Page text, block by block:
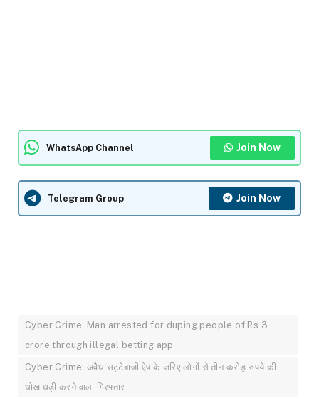
WhatsApp Channel Join Now
Telegram Group Join Now
Cyber ​​Crime: Man arrested for duping people of Rs 3
crore through illegal betting app
Cyber Crime: अवैध सट्टेबाजी ऐप के जरिए लोगों से तीन करोड़ रुपये की
धोखाधड़ी करने वाला गिरफ्तार